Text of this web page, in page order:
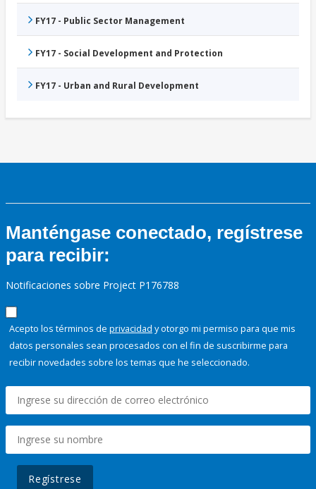
FY17 - Public Sector Management
FY17 - Social Development and Protection
FY17 - Urban and Rural Development
Manténgase conectado, regístrese
para recibir:
Notificaciones sobre Project P176788
Acepto los términos de privacidad y otorgo mi permiso para que mis
datos personales sean procesados con el fin de suscribirme para
recibir novedades sobre los temas que he seleccionado.
Regístrese